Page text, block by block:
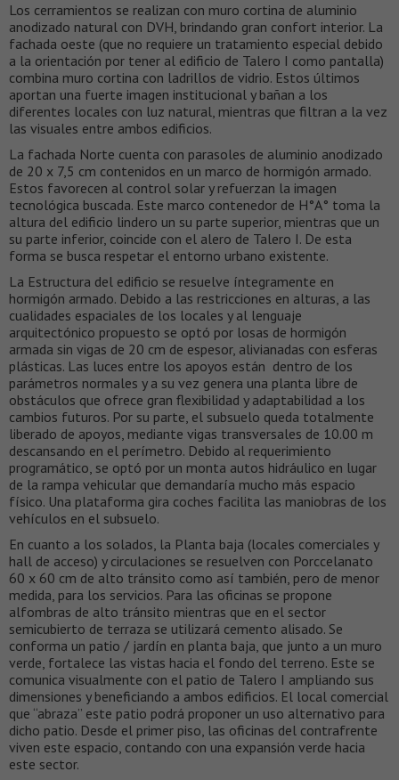
Los cerramientos se realizan con muro cortina de aluminio
anodizado natural con DVH, brindando gran confort interior. La
fachada oeste (que no requiere un tratamiento especial debido
a la orientación por tener al edificio de Talero I como pantalla)
combina muro cortina con ladrillos de vidrio. Estos últimos
aportan una fuerte imagen institucional y bañan a los
diferentes locales con luz natural, mientras que filtran a la vez
las visuales entre ambos edificios.
La fachada Norte cuenta con parasoles de aluminio anodizado
de 20 x 7,5 cm contenidos en un marco de hormigón armado.
Estos favorecen al control solar y refuerzan la imagen
tecnológica buscada. Este marco contenedor de H°A° toma la
altura del edificio lindero un su parte superior, mientras que un
su parte inferior, coincide con el alero de Talero I. De esta
forma se busca respetar el entorno urbano existente.
La Estructura del edificio se resuelve íntegramente en
hormigón armado. Debido a las restricciones en alturas, a las
cualidades espaciales de los locales y al lenguaje
arquitectónico propuesto se optó por losas de hormigón
armada sin vigas de 20 cm de espesor, alivianadas con esferas
plásticas. Las luces entre los apoyos están dentro de los
parámetros normales y a su vez genera una planta libre de
obstáculos que ofrece gran flexibilidad y adaptabilidad a los
cambios futuros. Por su parte, el subsuelo queda totalmente
liberado de apoyos, mediante vigas transversales de 10.00 m
descansando en el perímetro. Debido al requerimiento
programático, se optó por un monta autos hidráulico en lugar
de la rampa vehicular que demandaría mucho más espacio
físico. Una plataforma gira coches facilita las maniobras de los
vehículos en el subsuelo.
En cuanto a los solados, la Planta baja (locales comerciales y
hall de acceso) y circulaciones se resuelven con Porccelanato
60 x 60 cm de alto tránsito como así también, pero de menor
medida, para los servicios. Para las oficinas se propone
alfombras de alto tránsito mientras que en el sector
semicubierto de terraza se utilizará cemento alisado. Se
conforma un patio / jardín en planta baja, que junto a un muro
verde, fortalece las vistas hacia el fondo del terreno. Este se
comunica visualmente con el patio de Talero I ampliando sus
dimensiones y beneficiando a ambos edificios. El local comercial
que “abraza” este patio podrá proponer un uso alternativo para
dicho patio. Desde el primer piso, las oficinas del contrafrente
viven este espacio, contando con una expansión verde hacia
este sector.